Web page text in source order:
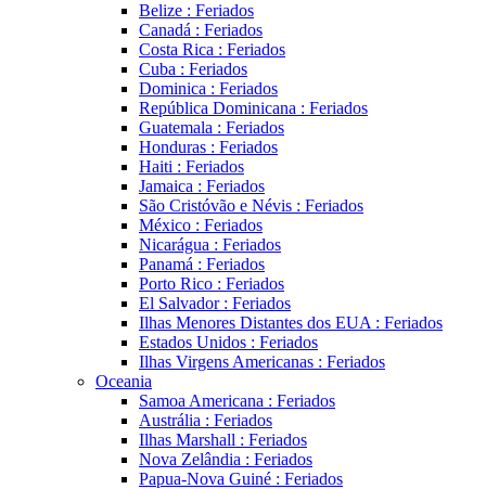
Belize : Feriados
Canadá : Feriados
Costa Rica : Feriados
Cuba : Feriados
Dominica : Feriados
República Dominicana : Feriados
Guatemala : Feriados
Honduras : Feriados
Haiti : Feriados
Jamaica : Feriados
São Cristóvão e Névis : Feriados
México : Feriados
Nicarágua : Feriados
Panamá : Feriados
Porto Rico : Feriados
El Salvador : Feriados
Ilhas Menores Distantes dos EUA : Feriados
Estados Unidos : Feriados
Ilhas Virgens Americanas : Feriados
Oceania
Samoa Americana : Feriados
Austrália : Feriados
Ilhas Marshall : Feriados
Nova Zelândia : Feriados
Papua-Nova Guiné : Feriados